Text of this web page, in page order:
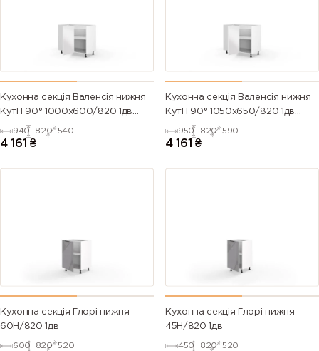
Кухонна секція Валенсія нижня
КутН 90° 1000х600/820 1дв
(Білий/Напівмат Білий 9003)
940 820 540
4 161 ₴
Кухонна секція Валенсія нижня
КутН 90° 1050х650/820 1дв
(Білий/Напівмат Білий 9003)
950 820 590
4 161 ₴
Кухонна секція Глорі нижня
60Н/820 1дв
600 820 520
Кухонна секція Глорі нижня
45Н/820 1дв
450 820 520